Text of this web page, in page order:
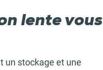
lente vous
un stockage et une